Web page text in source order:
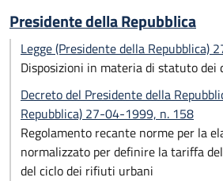
Presidente della Repubblica
Legge (Presidente della Repubblica)
Disposizioni in materia di statuto
Decreto del Presidente della
Repubblica) 27-04-1999, n. 158
Regolamento recante norme per la
normalizzato per definire la tariffa
del ciclo dei rifiuti urbani